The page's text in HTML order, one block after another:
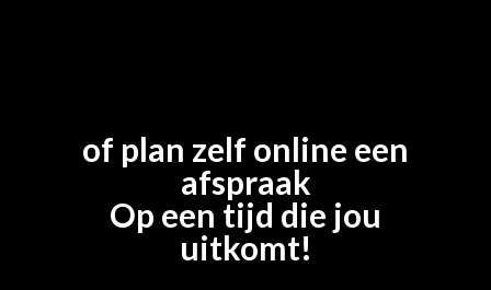
of plan zelf online een
afspraak
Op een tijd die jou
uitkomt!